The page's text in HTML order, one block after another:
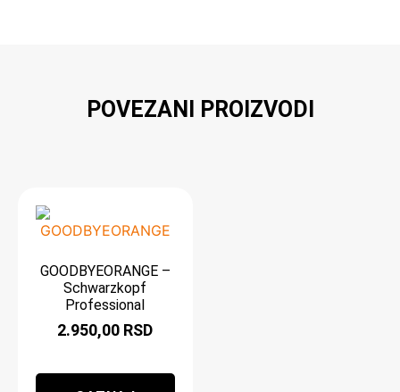
POVEZANI PROIZVODI
GOODBYEORANGE –
Schwarzkopf
Professional
2.950,00 RSD